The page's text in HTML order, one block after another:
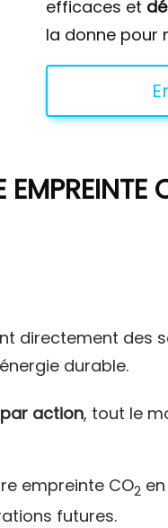
efficaces et
la donne pour
EMPREINTE
directement des
durable.
action, tout le
empreinte CO2
futures.